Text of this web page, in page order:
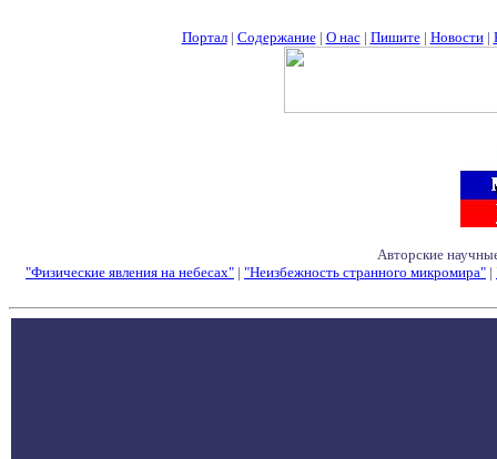
Портал| Содержание| О нас| Пишите| Новости|
Авторские
"Физические явления на небесах" | "Неизбежность странного микромира" |